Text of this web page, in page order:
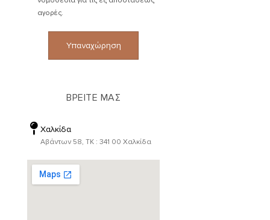
αγορές.
Υπαναχώρηση
ΒΡΕΙΤΕ ΜΑΣ
Χαλκίδα
Αβάντων 58, ΤΚ : 341 00 Χαλκίδα